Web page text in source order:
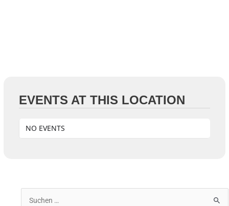
EVENTS AT THIS LOCATION
NO EVENTS